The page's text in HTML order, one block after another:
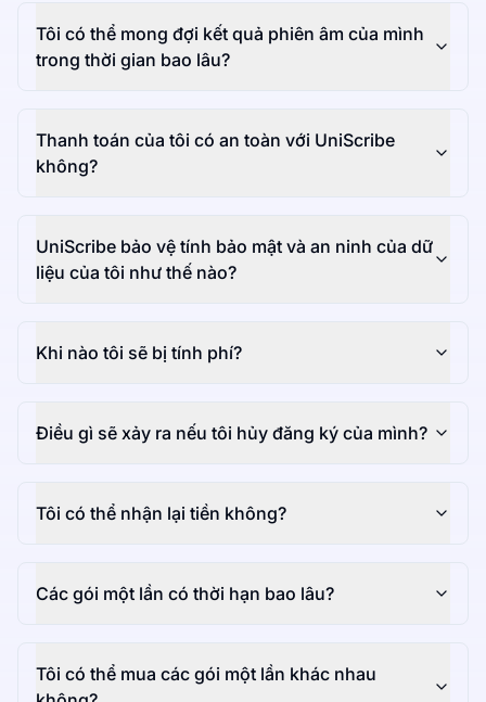
Tôi có thể mong đợi kết quả phiên âm của mình
trong thời gian bao lâu?
Thanh toán của tôi có an toàn với UniScribe
không?
UniScribe bảo vệ tính bảo mật và an ninh của dữ
liệu của tôi như thế nào?
Khi nào tôi sẽ bị tính phí?
Điều gì sẽ xảy ra nếu tôi hủy đăng ký của mình?
Tôi có thể nhận lại tiền không?
Các gói một lần có thời hạn bao lâu?
Tôi có thể mua các gói một lần khác nhau